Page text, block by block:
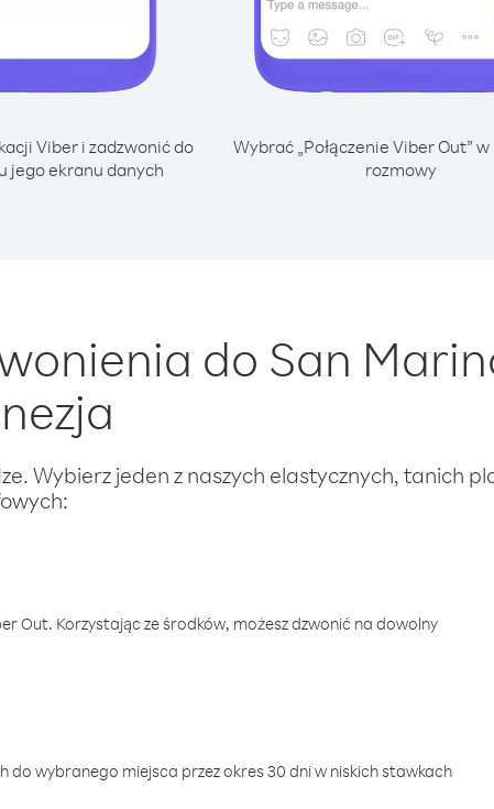
Viber i zadzwonić do
jego ekranu danych
Wybrać „Połączenie Viber Out” w
rozmowy
do San
Wybierz jeden z naszych elastycznych, tanich
Out. Korzystając ze środków, możesz dzwonić na dowolny
wybranego miejsca przez okres 30 dni w niskich stawkach